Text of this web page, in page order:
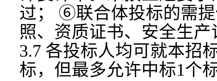
过； ⑥联合体投标的需
照、资质证书、安全生
3.7 各投标人均可就本招
标，但最多允许中标1个